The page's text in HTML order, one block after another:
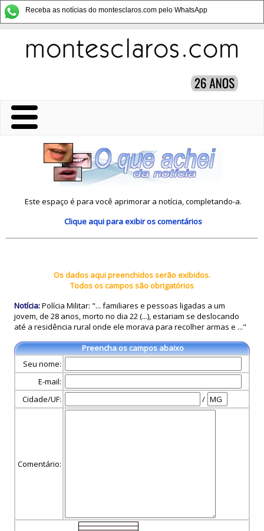
Receba as notícias do montesclaros.com pelo WhatsApp
Este espaço é para você aprimorar a notícia, completando-a.
Clique aquipara exibir os comentários
Os dados aqui preenchidos serão exibidos.
Todos os campos são obrigatórios
Notícia:Polícia Militar: "... familiares e pessoas ligadas a um
jovem, de 28 anos, morto no dia 22 (...), estariam se deslocando
até a residência rural onde ele morava para recolher armas e ..."
Preencha os campos abaixo
Seu nome:
E-mail:
Cidade/UF:
/
Comentário: